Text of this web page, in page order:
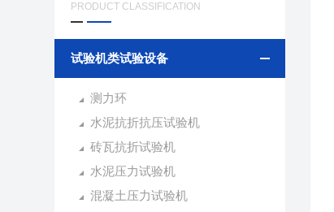
PRODUCT CLASSIFICATION
试验机类试验设备
测力环
水泥抗折抗压试验机
砖瓦抗折试验机
水泥压力试验机
混凝土压力试验机